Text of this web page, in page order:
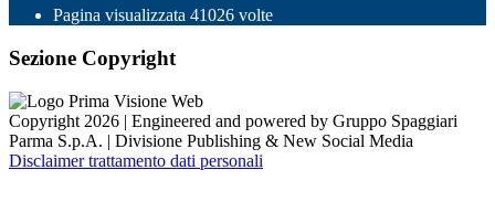
Pagina visualizzata 41026 volte
Sezione Copyright
Copyright 2026 | Engineered and powered by Gruppo Spaggiari
Parma S.p.A. | Divisione Publishing & New Social Media
Disclaimer trattamento dati personali